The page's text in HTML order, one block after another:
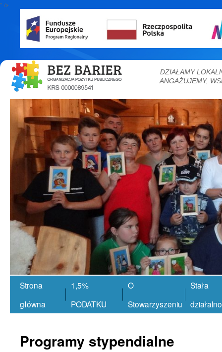
" />
DZIAŁAMY
ANGAŻUJEMY,
Strona
główna
1,5%
PODATKU
O
Stowarzyszeniu
Stała
Programy stypendialne